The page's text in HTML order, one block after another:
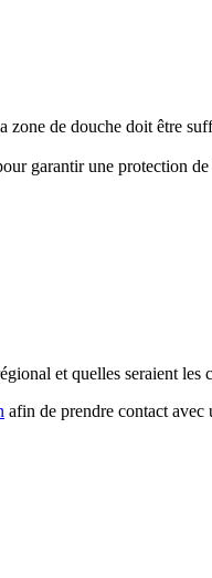
zone de douche doit être
garantir une protection
et quelles seraient
afin de prendre contact